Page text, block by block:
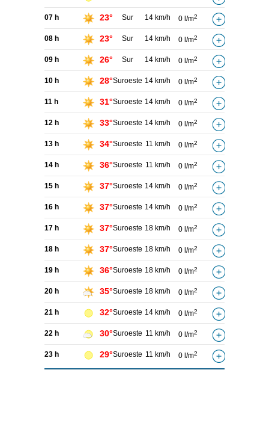
07 h 23° Sur 14 km/h 0 l/m2
08 h 23° Sur 14 km/h 0 l/m2
09 h 26° Sur 14 km/h 0 l/m2
10 h 28°Suroeste 14 km/h 0 l/m2
11 h 31°Suroeste 14 km/h 0 l/m2
12 h 33°Suroeste 14 km/h 0 l/m2
13 h 34°Suroeste 11 km/h 0 l/m2
14 h 36°Suroeste 11 km/h 0 l/m2
15 h 37°Suroeste 14 km/h 0 l/m2
16 h 37°Suroeste 14 km/h 0 l/m2
17 h 37°Suroeste 18 km/h 0 l/m2
18 h 37°Suroeste 18 km/h 0 l/m2
19 h 36°Suroeste 18 km/h 0 l/m2
20 h 35°Suroeste 18 km/h 0 l/m2
21 h 32°Suroeste 14 km/h 0 l/m2
22 h 30°Suroeste 11 km/h 0 l/m2
23 h 29°Suroeste 11 km/h 0 l/m2